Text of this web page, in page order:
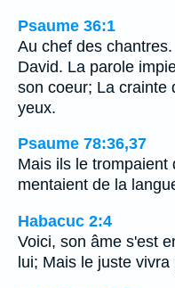
Psaume 36:1
Au chef des
David. La parole
son coeur; La crainte
yeux.
Psaume 78:36,37
Mais ils le trompaient
mentaient de la
Habacuc 2:4
Voici, son âme s'est
lui; Mais le juste vivra